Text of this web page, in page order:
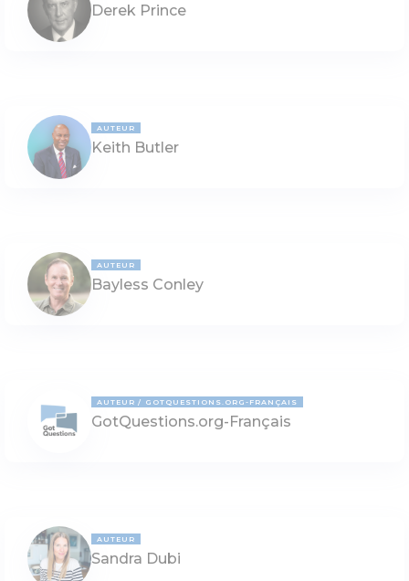
Derek Prince
AUTEUR
Keith Butler
AUTEUR
Bayless Conley
AUTEUR GOTQUESTIONS.ORG-FRANÇAIS
GotQuestions.org-Français
AUTEUR
Sandra Dubi